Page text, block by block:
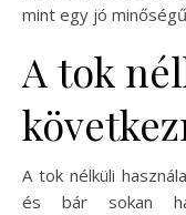
mint egy jó
A tok
A tok nélküli
és bár sokan